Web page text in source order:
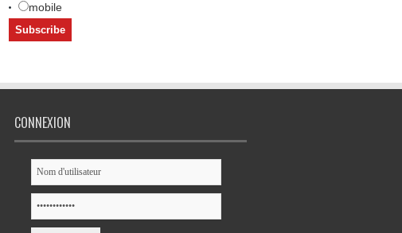
mobile
CONNEXION